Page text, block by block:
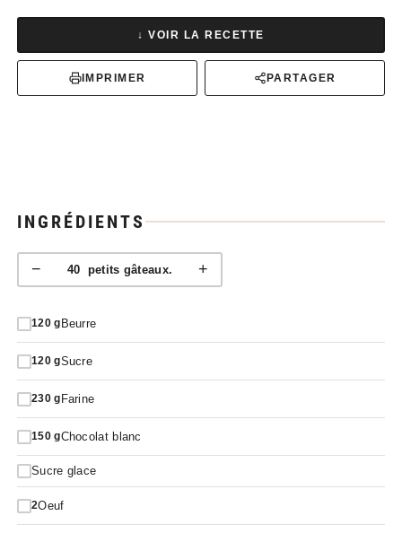
↓ VOIR LA RECETTE
IMPRIMER PARTAGER
INGRÉDIENTS
− 40 petits gâteaux. +
120 gBeurre
120 gSucre
230 gFarine
150 gChocolat blanc
Sucre glace
2Oeuf